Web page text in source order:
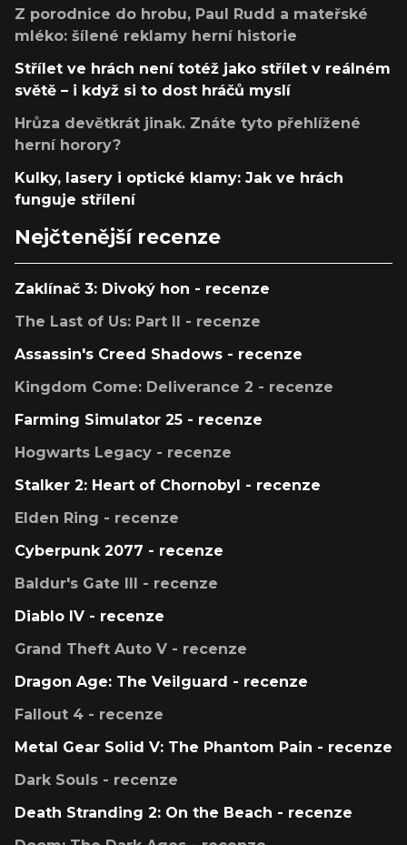
Z porodnice do hrobu, Paul Rudd a mateřské
mléko: šílené reklamy herní historie
Střílet ve hrách není totéž jako střílet v reálném
světě – i když si to dost hráčů myslí
Hrůza devětkrát jinak. Znáte tyto přehlížené
herní horory?
Kulky, lasery i optické klamy: Jak ve hrách
funguje střílení
Nejčtenější recenze
Zaklínač 3: Divoký hon - recenze
The Last of Us: Part II - recenze
Assassin's Creed Shadows - recenze
Kingdom Come: Deliverance 2 - recenze
Farming Simulator 25 - recenze
Hogwarts Legacy - recenze
Stalker 2: Heart of Chornobyl - recenze
Elden Ring - recenze
Cyberpunk 2077 - recenze
Baldur's Gate III - recenze
Diablo IV - recenze
Grand Theft Auto V - recenze
Dragon Age: The Veilguard - recenze
Fallout 4 - recenze
Metal Gear Solid V: The Phantom Pain - recenze
Dark Souls - recenze
Death Stranding 2: On the Beach - recenze